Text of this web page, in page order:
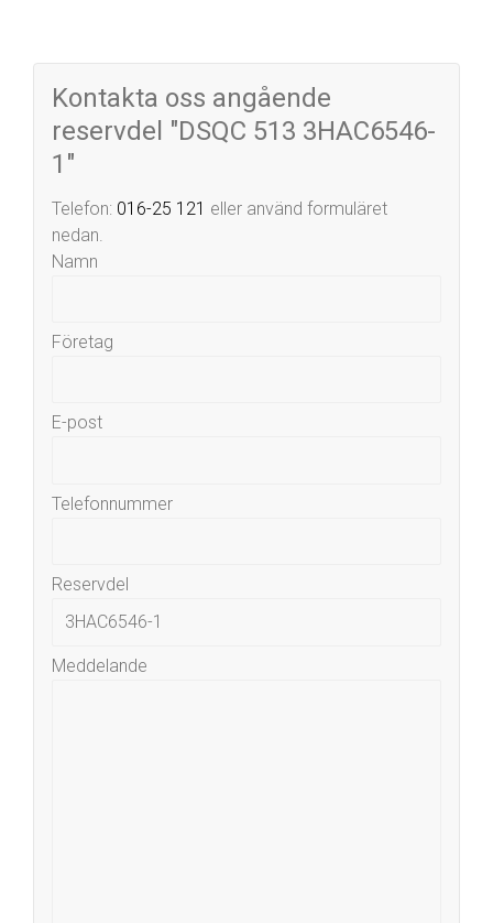
Kontakta oss angående
reservdel "DSQC 513 3HAC6546-
1"
Telefon: 016-25 121 eller använd formuläret
nedan.
Namn
Företag
E-post
Telefonnummer
Reservdel
Meddelande